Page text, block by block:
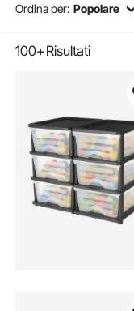
Ordina per: Popolare
100+Risultati